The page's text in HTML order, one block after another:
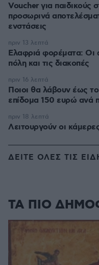
Voucher για
προσωρινά
ενστάσεις
Eλαφριά φορέματα: Οι
πόλη και τις διακοπές
πριν 13 λεπτά
Ποιοι θα λάβουν έως
επίδομα 150 ευρώ ανά
πριν 16 λεπτά
Λειτουργούν οι
πριν 18 λεπτά
ΔΕΙΤΕ ΟΛΕΣ ΤΙΣ
ΤΑ ΠΙΟ